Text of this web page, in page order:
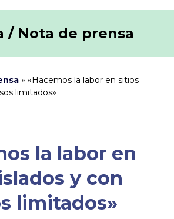
/ Nota de prensa
» «Hacemos la labor en sitios
limitados»
la labor en
y con
limitados»